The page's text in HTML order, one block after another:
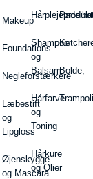
Makeup
Foundations
Negleforstærkere
Læbestift
og
Lipgloss
Øjenskygge
og Mascara
Shampoo
og
Balsam
Hårfarve
og
Toning
Hårkure
og Olier
Bolde,